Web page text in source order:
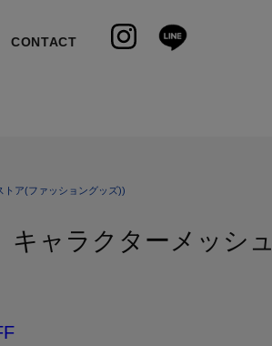
CONTACT
トア(ファッショングッズ))
キャラクターメッシュ